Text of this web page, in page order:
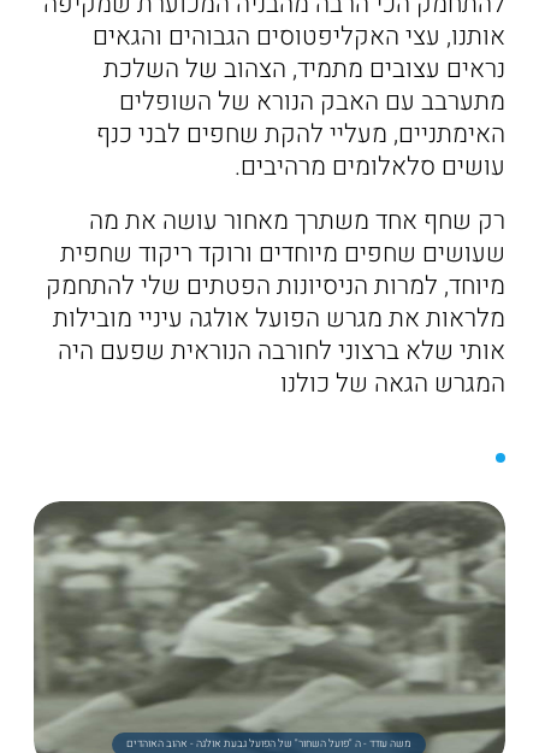
אותנו, עצי האקליפטוסים הגבוהים והגאים
נראים עצובים מתמיד, הצהוב של השלכת
מתערבב עם האבק הנורא של השופלים
האימתניים, מעליי להקת שחפים לבני כנף
עושים סלאלומים מרהיבים.
רק שחף אחד משתרך מאחור עושה את מה
שעושים שחפים מיוחדים ורוקד ריקוד שחפית
מיוחד, למרות הניסיונות הפטתים שלי להתחמק
מלראות את מגרש הפועל אולגה עיניי מובילות
אותי שלא ברצוני לחורבה הנוראית שפעם היה
המגרש הגאה של כולנו
משה עודד - ה "פועל השחור" של הפועל גבעת אולגה - אהוב האוהדים